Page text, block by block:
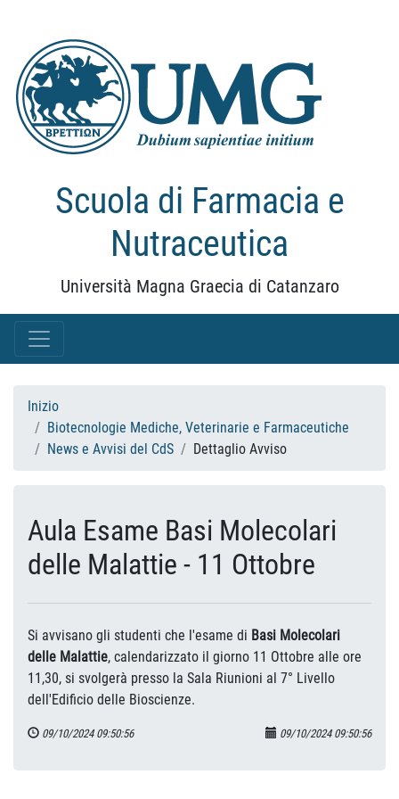
Scuola di Farmacia e
Nutraceutica
Università Magna Graecia di Catanzaro
Inizio
Biotecnologie Mediche, Veterinarie e Farmaceutiche
News e Avvisi del CdS
Dettaglio Avviso
Aula Esame Basi Molecolari
delle Malattie - 11 Ottobre
Si avvisano gli studenti che l'esame di Basi Molecolari
delle Malattie, calendarizzato il giorno 11 Ottobre alle ore
11,30, si svolgerà presso la Sala Riunioni al 7° Livello
dell'Edificio delle Bioscienze.
09/10/2024 09:50:56 09/10/2024 09:50:56